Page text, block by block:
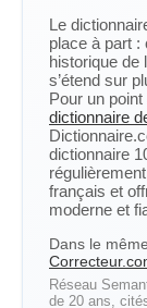
Le
place à part :
historique de
s’étend sur
Pour un
dictionnaire
dictionnaire
français et
moderne et
Dans le
Réseau
de 20 ans,